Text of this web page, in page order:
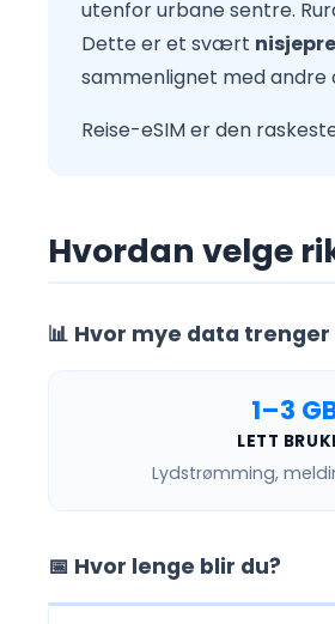
utenfor urbane sentre.
Dette er et svært
sammenlignet med andre
Reise-eSIM er den
Hvordan velge
📊 Hvor mye data trenger
1–3
LETT
Lydstrømming,
📅 Hvor lenge blir du?